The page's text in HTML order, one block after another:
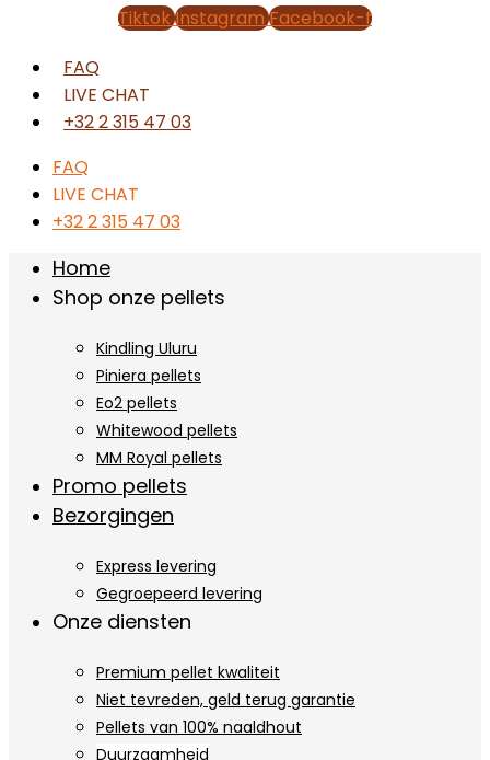
Tiktok Instagram Facebook-f
FAQ
LIVE CHAT
+32 2 315 47 03
FAQ
LIVE CHAT
+32 2 315 47 03
Home
Shop onze pellets
Kindling Uluru
Piniera pellets
Eo2 pellets
Whitewood pellets
MM Royal pellets
Promo pellets
Bezorgingen
Express levering
Gegroepeerd levering
Onze diensten
Premium pellet kwaliteit
Niet tevreden, geld terug garantie
Pellets van 100% naaldhout
Duurzaamheid